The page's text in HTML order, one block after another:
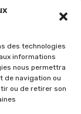
des technologies
informations
nous permettra
de navigation ou
ou de retirer son